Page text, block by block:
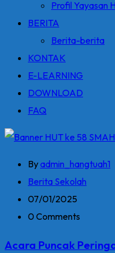
Profil Yayasan
BERITA
Berita-berita
KONTAK
E-LEARNING
DOWNLOAD
FAQ
Byadmin_hangtuah1
Berita Sekolah
07/01/2025
0 Comments
Acara Puncak